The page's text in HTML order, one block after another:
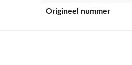
Origineel nummer